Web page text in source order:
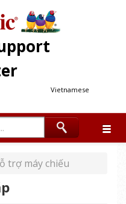
Vietnamese
trợ máy chiếu